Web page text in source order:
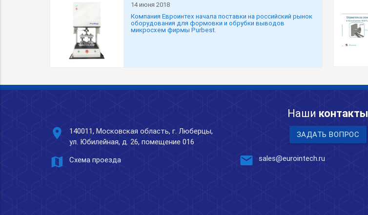
14 июня 2018
Компания Евроинтех начала поставки на российский рынок
оборудования для формовки и обрубки выводов
микросхем фирмы Purbest.
Наши контакты
place
140011, Московская область, г. Люберцы,
ул. Юбилейная, д. 26, помещение 016
map Схема проезда
ЗАДАТЬ ВОПРОС
mail sales@eurointech.ru